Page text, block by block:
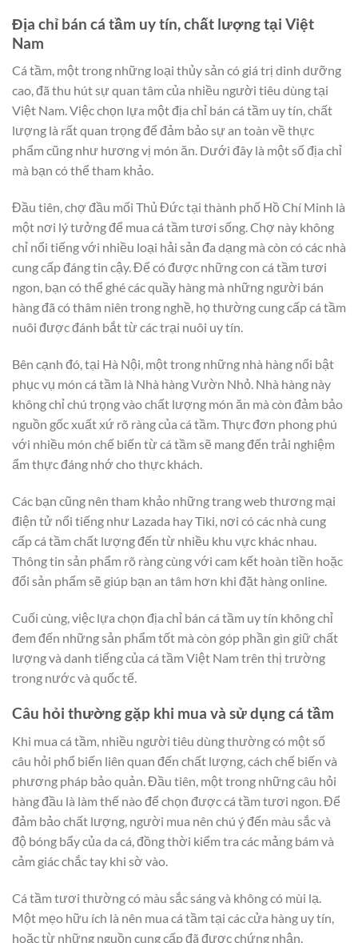
Địa chỉ bán cá tầm uy tín, chất lượng tại Việt
Nam
Cá tầm, một trong những loại thủy sản có giá trị dinh dưỡng
cao, đã thu hút sự quan tâm của nhiều người tiêu dùng tại
Việt Nam. Việc chọn lựa một địa chỉ bán cá tầm uy tín, chất
lượng là rất quan trọng để đảm bảo sự an toàn về thực
phẩm cũng như hương vị món ăn. Dưới đây là một số địa chỉ
mà bạn có thể tham khảo.
Đầu tiên, chợ đầu mối Thủ Đức tại thành phố Hồ Chí Minh là
một nơi lý tưởng để mua cá tầm tươi sống. Chợ này không
chỉ nổi tiếng với nhiều loại hải sản đa dạng mà còn có các nhà
cung cấp đáng tin cậy. Để có được những con cá tầm tươi
ngon, bạn có thể ghé các quầy hàng mà những người bán
hàng đã có thâm niên trong nghề, họ thường cung cấp cá tầm
nuôi được đánh bắt từ các trại nuôi uy tín.
Bên cạnh đó, tại Hà Nội, một trong những nhà hàng nổi bật
phục vụ món cá tầm là Nhà hàng Vườn Nhỏ. Nhà hàng này
không chỉ chú trọng vào chất lượng món ăn mà còn đảm bảo
nguồn gốc xuất xứ rõ ràng của cá tầm. Thực đơn phong phú
với nhiều món chế biến từ cá tầm sẽ mang đến trải nghiệm
ẩm thực đáng nhớ cho thực khách.
Các bạn cũng nên tham khảo những trang web thương mại
điện tử nổi tiếng như Lazada hay Tiki, nơi có các nhà cung
cấp cá tầm chất lượng đến từ nhiều khu vực khác nhau.
Thông tin sản phẩm rõ ràng cùng với cam kết hoàn tiền hoặc
đổi sản phẩm sẽ giúp bạn an tâm hơn khi đặt hàng online.
Cuối cùng, việc lựa chọn địa chỉ bán cá tầm uy tín không chỉ
đem đến những sản phẩm tốt mà còn góp phần gìn giữ chất
lượng và danh tiếng của cá tầm Việt Nam trên thị trường
trong nước và quốc tế.
Câu hỏi thường gặp khi mua và sử dụng cá tầm
Khi mua cá tầm, nhiều người tiêu dùng thường có một số
câu hỏi phổ biến liên quan đến chất lượng, cách chế biến và
phương pháp bảo quản. Đầu tiên, một trong những câu hỏi
hàng đầu là làm thế nào để chọn được cá tầm tươi ngon. Để
đảm bảo chất lượng, người mua nên chú ý đến màu sắc và
độ bóng bẩy của da cá, đồng thời kiểm tra các mảng bám và
cảm giác chắc tay khi sờ vào.
Cá tầm tươi thường có màu sắc sáng và không có mùi lạ.
Một mẹo hữu ích là nên mua cá tầm tại các cửa hàng uy tín,
hoặc từ những nguồn cung cấp đã được chứng nhận.